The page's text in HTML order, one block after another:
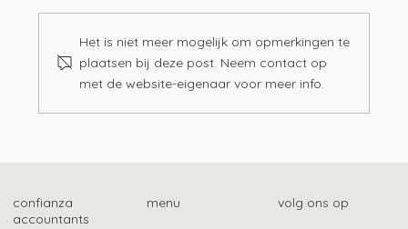
Het is niet meer mogelijk om opmerkingen te
plaatsen bij deze post. Neem contact op
met de website-eigenaar voor meer info.
confianza
accountants
menu volg ons op